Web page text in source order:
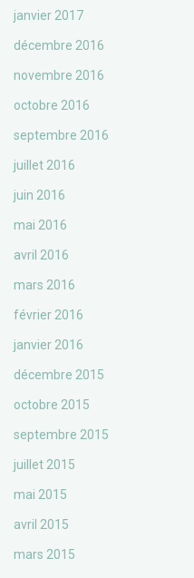
janvier 2017
décembre 2016
novembre 2016
octobre 2016
septembre 2016
juillet 2016
juin 2016
mai 2016
avril 2016
mars 2016
février 2016
janvier 2016
décembre 2015
octobre 2015
septembre 2015
juillet 2015
mai 2015
avril 2015
mars 2015